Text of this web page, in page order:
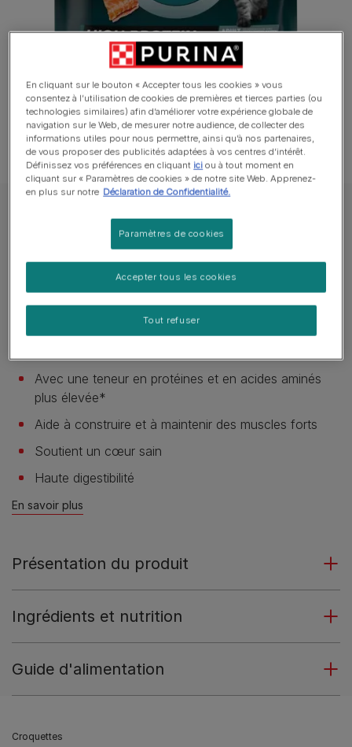
PURINA ONE® High Protein Riche en
Saumon - Croquettes Chat
Nouveau
Avec une teneur en protéines et en acides aminés
plus élevée*
Aide à construire et à maintenir des muscles forts
Soutient un cœur sain
Haute digestibilité
En savoir plus
Présentation du produit
Ingrédients et nutrition
Guide d'alimentation
Croquettes
En cliquant sur le bouton « Accepter tous les cookies » vous
consentez à l’utilisation de cookies de premières et tierces parties (ou
technologies similaires) afin d’améliorer votre expérience globale de
navigation sur le Web, de mesurer notre audience, de collecter des
informations utiles pour nous permettre, ainsi qu’à nos partenaires,
de vous proposer des publicités adaptées à vos centres d’intérêt.
Définissez vos préférences en cliquant ici ou à tout moment en
cliquant sur « Paramètres de cookies » de notre site Web. Apprenez-
en plus sur notre Déclaration de Confidentialité.
Paramètres de cookies
Tout refuser
Accepter tous les cookies